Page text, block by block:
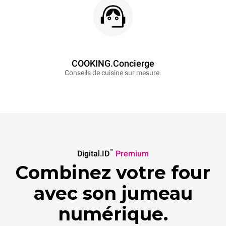
COOKING.Concierge
Conseils de cuisine sur mesure.
Digital.ID™ Premium
Combinez votre four
avec son jumeau
numérique.